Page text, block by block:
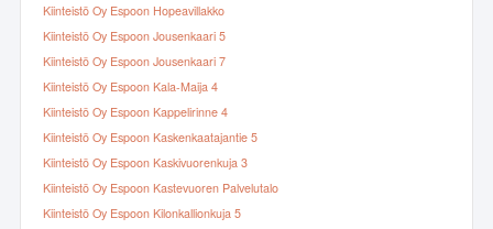
Kiinteistö Oy Espoon Hopeavillakko
Kiinteistö Oy Espoon Jousenkaari 5
Kiinteistö Oy Espoon Jousenkaari 7
Kiinteistö Oy Espoon Kala-Maija 4
Kiinteistö Oy Espoon Kappelirinne 4
Kiinteistö Oy Espoon Kaskenkaatajantie 5
Kiinteistö Oy Espoon Kaskivuorenkuja 3
Kiinteistö Oy Espoon Kastevuoren Palvelutalo
Kiinteistö Oy Espoon Kilonkallionkuja 5